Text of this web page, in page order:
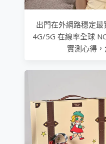
出門在外網路穩定
4G/5G 在線率全球
實測心得，